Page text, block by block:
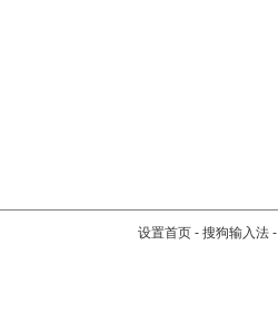
设置首页 - 搜狗输入法 -